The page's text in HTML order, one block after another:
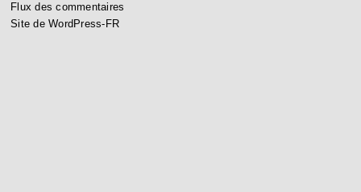
Flux des commentaires
Site de WordPress-FR